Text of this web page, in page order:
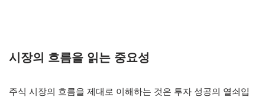
시장의 흐름을 읽는 중요성
주식 시장의 흐름을 제대로 이해하는 것은 투자 성공의 열쇠입